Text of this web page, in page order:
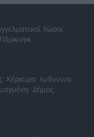
Χώροι
Πάρκινγκ
Κέρκυρα Ιωάννινα
Δήμος